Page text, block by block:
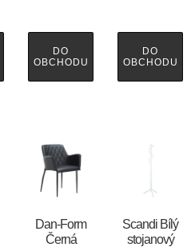
DO
OBCHODU
DO
OBCHODU
​​​​​Dan-Form
Černá
Scandi Bílý
stojanový